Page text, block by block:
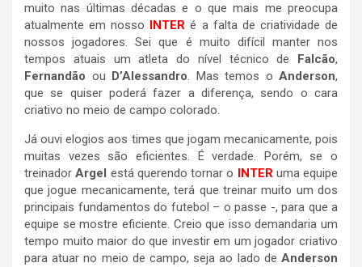
muito nas últimas décadas e o que mais me preocupa
atualmente em nosso INTER é a falta de criatividade de
nossos jogadores. Sei que é muito difícil manter nos
tempos atuais um atleta do nível técnico de Falcão,
Fernandão ou D’Alessandro. Mas temos o Anderson,
que se quiser poderá fazer a diferença, sendo o cara
criativo no meio de campo colorado.
Já ouvi elogios aos times que jogam mecanicamente, pois
muitas vezes são eficientes. É verdade. Porém, se o
treinadorArgel está querendo tornar o INTERuma equipe
que jogue mecanicamente, terá que treinar muito um dos
principais fundamentos do futebol – o passe -, para que a
equipe se mostre eficiente. Creio que isso demandaria um
tempo muito maior do que investir em um jogador criativo
para atuar no meio de campo, seja ao lado de Anderson